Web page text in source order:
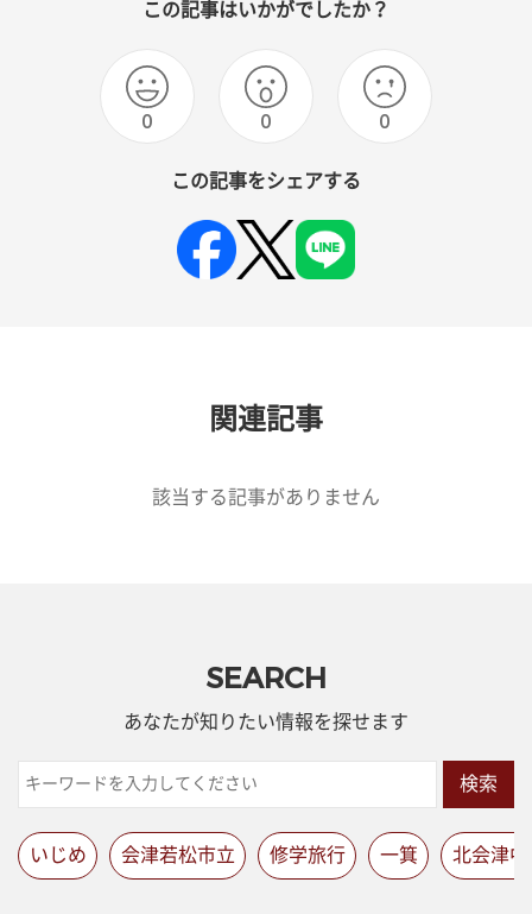
この記事はいかがでしたか？
0 0 0
この記事をシェアする
関連記事
該当する記事がありません
SEARCH
あなたが知りたい情報を探せます
検索
いじめ 会津若松市立 修学旅行 一箕 北会津中